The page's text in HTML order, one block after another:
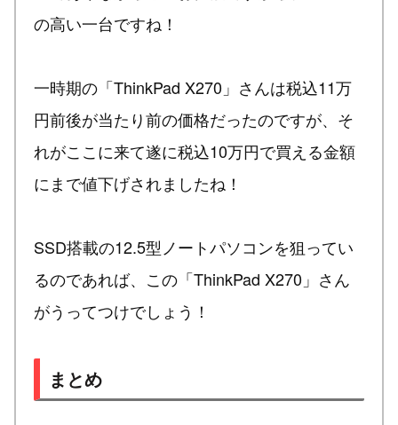
の高い一台ですね！
一時期の「ThinkPad X270」さんは税込11万
円前後が当たり前の価格だったのですが、そ
れがここに来て遂に税込10万円で買える金額
にまで値下げされましたね！
SSD搭載の12.5型ノートパソコンを狙ってい
るのであれば、この「ThinkPad X270」さん
がうってつけでしょう！
まとめ